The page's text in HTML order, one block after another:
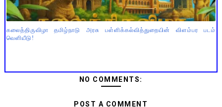
கலைத்திருவிழா தமிழ்நாடு அரசு பள்ளிக்கல்வித்துறையின் விளம்பர படம்
வெளியீடு!
NO COMMENTS:
POST A COMMENT